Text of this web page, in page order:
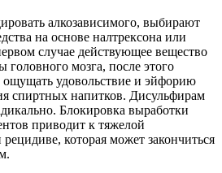
алкозависимого, выбирают
на основе налтрексона или
случае действующее вещество
головного мозга, после этого
ощущать удовольствие и эйфорию
спиртных напитков. Дисульфирам
Блокировка выработки
приводит к тяжелой
которая может закончиться